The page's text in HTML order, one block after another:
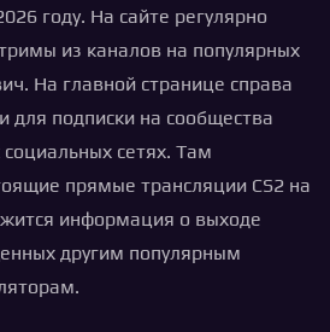
году. На сайте регулярно
из каналов на популярных
На главной странице справа
для подписки на сообщества
сетях. Там
прямые трансляции CS2 на
информация о выходе
другим популярным